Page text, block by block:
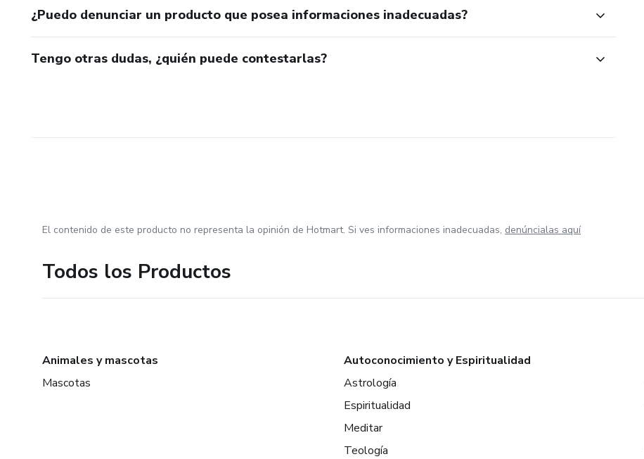
¿Puedo denunciar un producto que posea informaciones inadecuadas?
Tengo otras dudas, ¿quién puede contestarlas?
El contenido de este producto no representa la opinión de Hotmart. Si ves informaciones inadecuadas, denúncialas aquí
Todos los Productos
Animales y mascotas
Mascotas
Autoconocimiento y Espiritualidad
Astrología
Espiritualidad
Meditar
Teología